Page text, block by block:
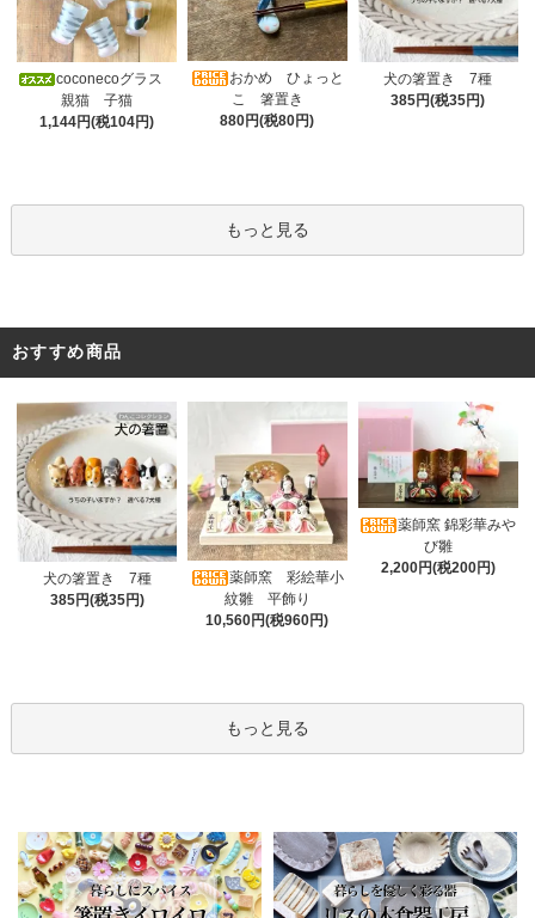
coconecoグラス
親猫 子猫
1,144円(税104円)
おかめ ひょっと
こ 箸置き
880円(税80円)
犬の箸置き 7種
385円(税35円)
もっと見る
おすすめ商品
犬の箸置き 7種
385円(税35円)
薬師窯 彩絵華小
紋雛 平飾り
10,560円(税960円)
薬師窯 錦彩華みや
び雛
2,200円(税200円)
もっと見る